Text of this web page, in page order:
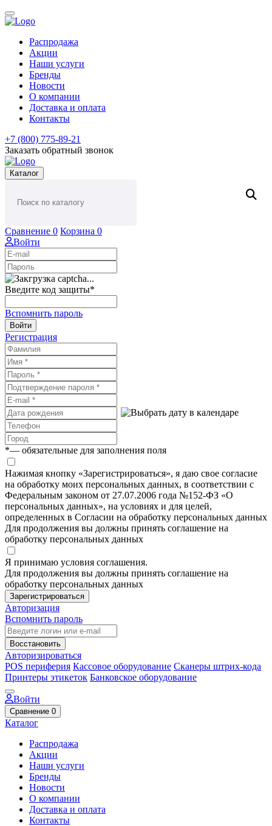
Распродажа
Акции
Наши услуги
Бренды
Новости
О компании
Доставка и оплата
Контакты
+7 (800) 775-89-21
Заказать обратный звонок
Каталог
Сравнение 0 Корзина 0
Войти
Введите код защиты*
Вспомнить пароль
Войти
Регистрация
*— обязательные для заполнения поля
Нажимая кнопку «Зарегистрироваться», я даю свое согласие
на обработку моих персональных данных, в соответствии с
Федеральным законом от 27.07.2006 года №152-ФЗ «О
персональных данных», на условиях и для целей,
определенных в Согласии на обработку персональных данных
Для продолжения вы должны принять соглашение на
обработку персональных данных
Я принимаю условия соглашения.
Для продолжения вы должны принять соглашение на
обработку персональных данных
Зарегистрироваться
Авторизация
Вспомнить пароль
Восстановить
Авторизироваться
POS периферия Кассовое оборудование Сканеры штрих-кода
Принтеры этикеток Банковское оборудование
Войти
Сравнение 0
Каталог
Распродажа
Акции
Наши услуги
Бренды
Новости
О компании
Доставка и оплата
Контакты